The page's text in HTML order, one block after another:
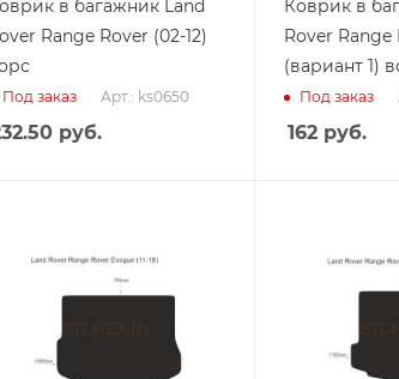
в багажник Land
Range Rover (02-12)
Под заказ Арт.: ks0650
руб.
Коврик в
Rover Range
(вариант 1)
Под заказ
162 руб.